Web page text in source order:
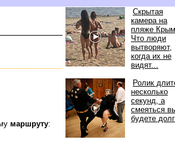
Скрытая
камера на
пляже
Что люди
ытворяют,
когда их не
идят...
Ролик
несколько
секунд, а
смеяться
удете
маршруту: